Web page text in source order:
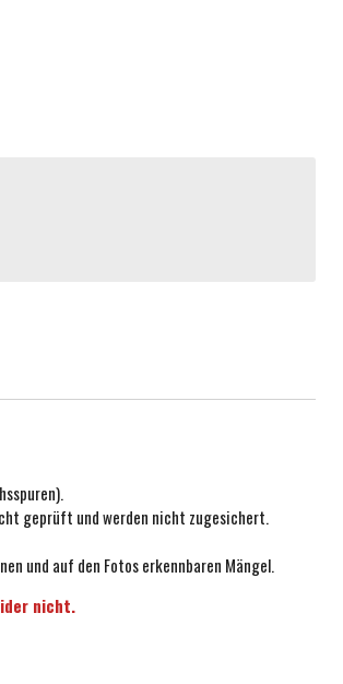
geprüft und werden nicht zugesichert.
und auf den Fotos erkennbaren Mängel.
nicht.